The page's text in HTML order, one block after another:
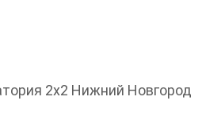
2х2 Нижний Новгород